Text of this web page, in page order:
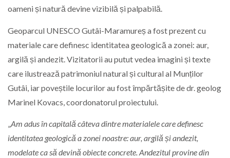
oameni și natură devine vizibilă și palpabilă.
Geoparcul UNESCO Gutâi-Maramureș a fost prezent cu
materiale care definesc identitatea geologică a zonei: aur,
argilă și andezit. Vizitatorii au putut vedea imagini și texte
care ilustrează patrimoniul natural și cultural al Munților
Gutâi, iar poveștile locurilor au fost împărtășite de dr. geolog
Marinel Kovacs, coordonatorul proiectului.
„Am adus în capitală câteva dintre materialele care definesc
identitatea geologică a zonei noastre: aur, argilă și andezit,
modelate ca să devină obiecte concrete. Andezitul provine din